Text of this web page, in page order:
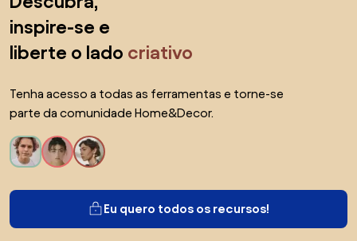
inspire-se e
liberte o lado criativo
Tenha acesso a todas as ferramentas e torne-se
parte da comunidade Home&Decor.
Eu quero todos os recursos!